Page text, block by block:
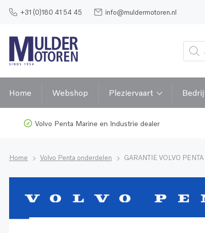
+31 (0)180 41 54 45 info@muldermotoren.nl
Home Webshop Pleziervaart
Volvo Penta Marine en Industrie dealer
Home Volvo Penta onderdelen GARANTIE VOLVO PENTA